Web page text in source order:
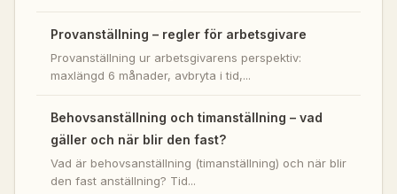
Provanställning – regler för arbetsgivare
Provanställning ur arbetsgivarens perspektiv:
maxlängd 6 månader, avbryta i tid,...
Behovsanställning och timanställning – vad
gäller och när blir den fast?
Vad är behovsanställning (timanställning) och när blir
den fast anställning? Tid...